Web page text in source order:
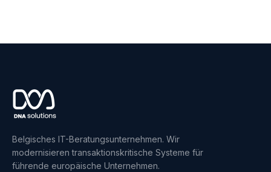
Belgisches IT-Beratungsunternehmen. Wir
modernisieren transaktionskritische Systeme für
führende europäische Unternehmen.